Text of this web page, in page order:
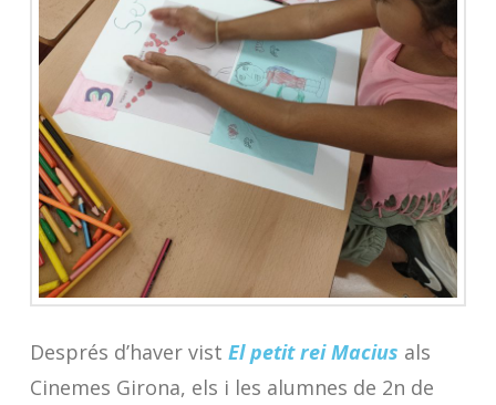
Després d’haver vist El petit rei Macius als
Cinemes Girona, els i les alumnes de 2n de